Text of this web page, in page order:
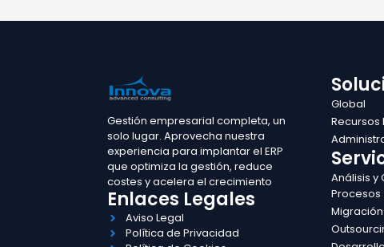
Gestión empresarial completa, un
solo lugar. Aprovecha nuestra
experiencia para implantar el ERP
que optimiza la gestión, reduce
costes y acelera el crecimiento
Enlaces Legales
Aviso Legal
Política de Privacidad
Global
Recursos
Análisis y
Procesos
Migración